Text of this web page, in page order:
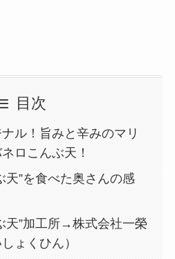
目次
ル！旨みと辛みのマリ
ロこんぶ天！
天”を食べた奥さんの感
天”加工所→株式会社一榮
ょくひん）